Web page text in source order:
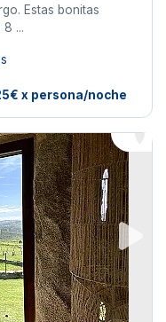
Estas bonitas
...
x persona/noche